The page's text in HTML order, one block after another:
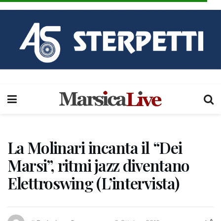
La Molinari incanta il “Dei
Marsi”, ritmi jazz diventano
Elettroswing (L’intervista)